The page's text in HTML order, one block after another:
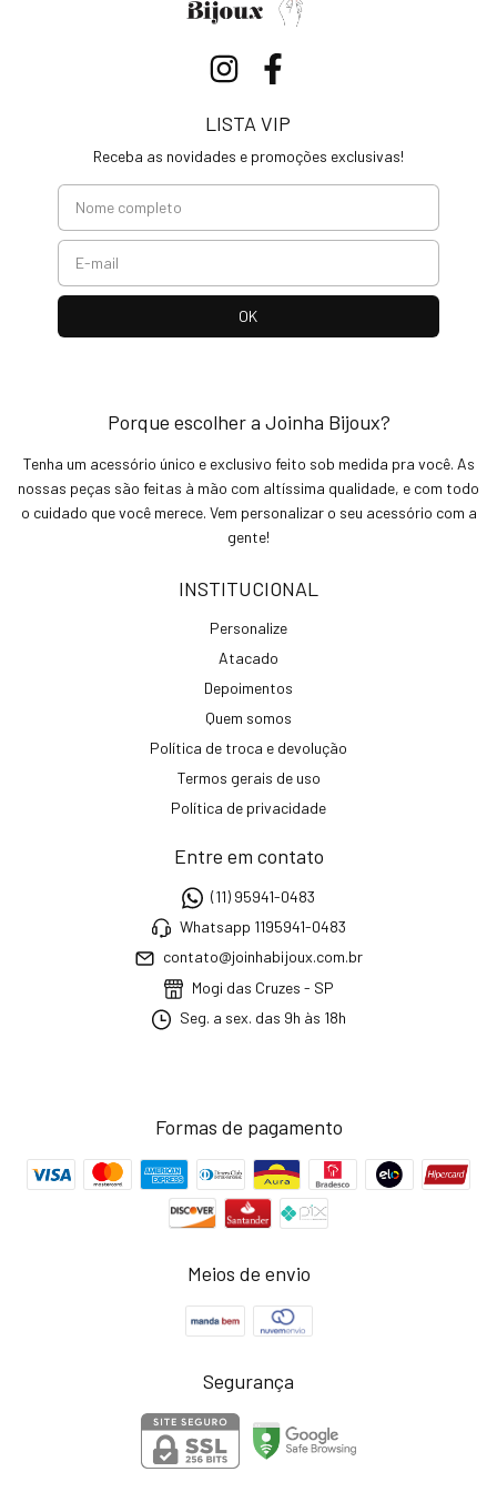
LISTA VIP
Receba as novidades e promoções exclusivas!
Porque escolher a Joinha Bijoux?
Tenha um acessório único e exclusivo feito sob medida pra você. As
nossas peças são feitas à mão com altíssima qualidade, e com todo
o cuidado que você merece. Vem personalizar o seu acessório com a
gente!
INSTITUCIONAL
Personalize
Atacado
Depoimentos
Quem somos
Política de troca e devolução
Termos gerais de uso
Política de privacidade
Entre em contato
(11) 95941-0483
Whatsapp 1195941-0483
contato@joinhabijoux.com.br
Mogi das Cruzes - SP
Seg. a sex. das 9h às 18h
Formas de pagamento
Meios de envio
Segurança